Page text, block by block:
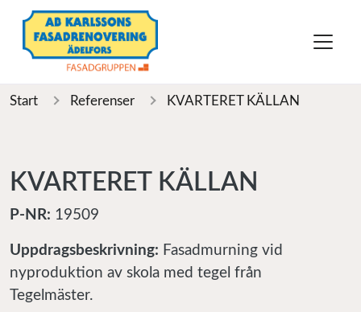
Start Referenser KVARTERET KÄLLAN
KVARTERET KÄLLAN
P-NR: 19509
Uppdragsbeskrivning: Fasadmurning vid
nyproduktion av skola med tegel från
Tegelmäster.